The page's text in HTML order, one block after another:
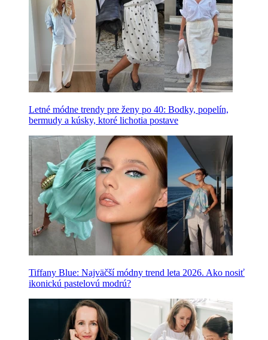
Letné módne trendy pre ženy po 40: Bodky, popelín,
bermudy a kúsky, ktoré lichotia postave
Tiffany Blue: Najväčší módny trend leta 2026. Ako nosiť
ikonickú pastelovú modrú?